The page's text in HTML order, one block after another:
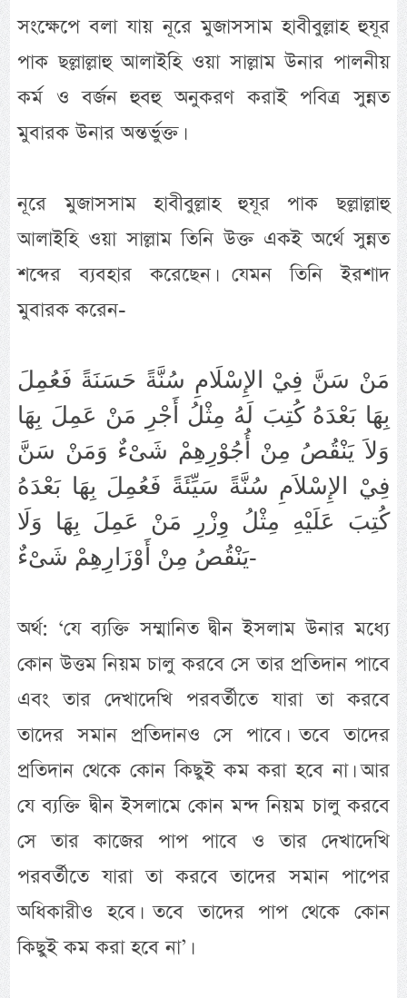
সংক্ষেপে বলা যায় নূরে মুজাসসাম হাবীবুল্লাহ হুযূর
পাক ছল্লাল্লাহু আলাইহি ওয়া সাল্লাম উনার পালনীয়
কর্ম ও বর্জন হুবহু অনুকরণ করাই পবিত্র সুন্নত
মুবারক উনার অন্তর্ভুক্ত।
নূরে মুজাসসাম হাবীবুল্লাহ হুযূর পাক ছল্লাল্লাহু
আলাইহি ওয়া সাল্লাম তিনি উক্ত একই অর্থে সুন্নত
শব্দের ব্যবহার করেছেন। যেমন তিনি ইরশাদ
মুবারক করেন-
مَنْ سَنَّ فِيْ الإِسْلَامِ سُنَّةً حَسَنَةً فَعُمِلَ
بِهَا بَعْدَهُ كُتِبَ لَهُ مِثْلُ أَجْرِ مَنْ عَمِلَ بِهَا
وَلاَ يَنْقُصُ مِنْ أُجُوْرِهِمْ شَىْءٌ وَمَنْ سَنَّ
فِيْ الإِسْلاَمِ سُنَّةً سَيِّئَةً فَعُمِلَ بِهَا بَعْدَهُ
كُتِبَ عَلَيْهِ مِثْلُ وِزْرِ مَنْ عَمِلَ بِهَا وَلَا
يَنْقُصُ مِنْ أَوْزَارِهِمْ شَىْءٌ-
অর্থ: ‘যে ব্যক্তি সম্মানিত দ্বীন ইসলাম উনার মধ্যে
কোন উত্তম নিয়ম চালু করবে সে তার প্রতিদান পাবে
এবং তার দেখাদেখি পরবর্তীতে যারা তা করবে
তাদের সমান প্রতিদানও সে পাবে। তবে তাদের
প্রতিদান থেকে কোন কিছুই কম করা হবে না। আর
যে ব্যক্তি দ্বীন ইসলামে কোন মন্দ নিয়ম চালু করবে
সে তার কাজের পাপ পাবে ও তার দেখাদেখি
পরবর্তীতে যারা তা করবে তাদের সমান পাপের
অধিকারীও হবে। তবে তাদের পাপ থেকে কোন
কিছুই কম করা হবে না’।